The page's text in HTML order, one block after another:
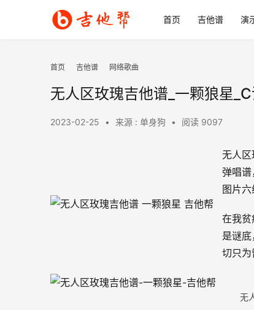
首页 吉他谱 演
首页 吉他谱 网络歌曲
无人区玫瑰吉他谱_一颗狼星
2023-02-25 • 来源 : 单身狗 • 阅读 9097
无人
弹唱
图片六
在我
是谜
切只为
无